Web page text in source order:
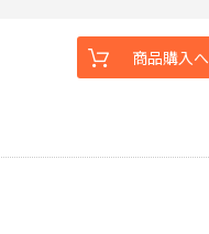
商品購入へ